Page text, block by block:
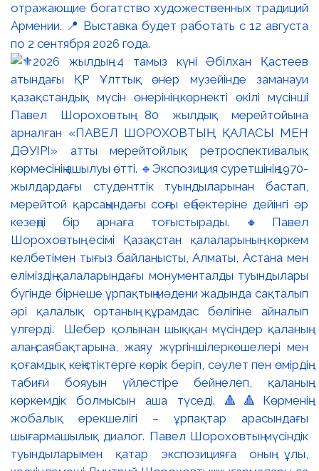
отражающие богатство художественных традиций
Армении. 📍 Выставка будет работать с 12 августа
по 2 сентября 2026 года.